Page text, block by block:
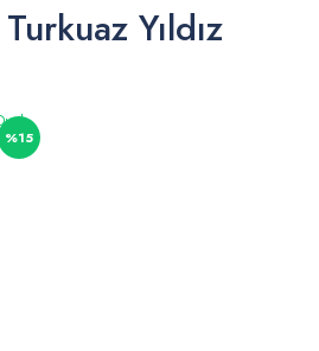
Yıldız
%15